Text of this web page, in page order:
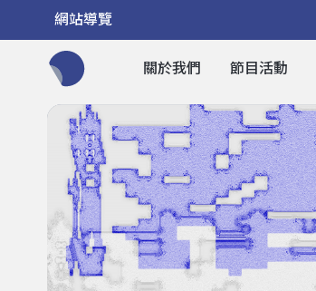
網站導覽
關於我們 節目活動